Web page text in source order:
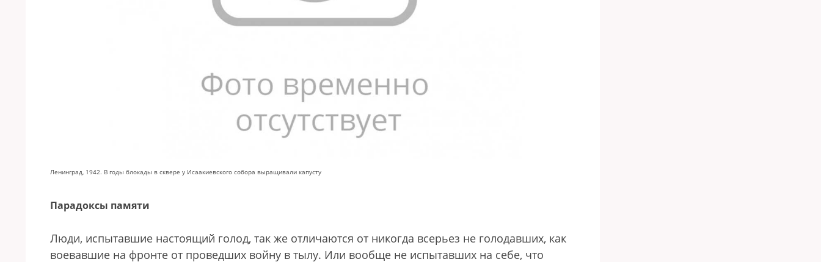
Ленинград, 1942. В годы блокады в сквере у Исаакиевского собора выращивали капусту
Парадоксы памяти
Люди, испытавшие настоящий голод, так же отличаются от никогда всерьез не голодавших, как
воевавшие на фронте от проведших войну в тылу. Или вообще не испытавших на себе, что